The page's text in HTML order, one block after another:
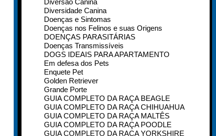
Diversidade Canina
Doenças e Sintomas
Doenças nos Felinos e suas Origens
DOENÇAS PARASITÁRIAS
Doenças Transmissíveis
DOGS IDEAIS PARA APARTAMENTO
Em defesa dos Pets
Enquete Pet
Golden Retriever
Grande Porte
GUIA COMPLETO DA RAÇA BEAGLE
GUIA COMPLETO DA RAÇA CHIHUAHUA
GUIA COMPLETO DA RAÇA MALTÊS
GUIA COMPLETO DA RAÇA POODLE
GUIA COMPLETO DA RAÇA YORKSHIRE